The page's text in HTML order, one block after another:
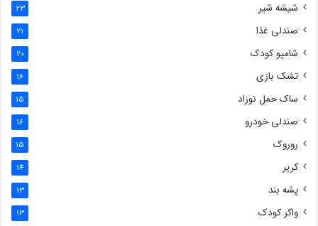
شیشه شیر 23
صندلی غذا 21
شامپو کودک 20
تشک بازی 16
ساک حمل نوزاد 15
صندلی خودرو 16
روروک 15
کریر 14
پشه بند 13
واکر کودک 13